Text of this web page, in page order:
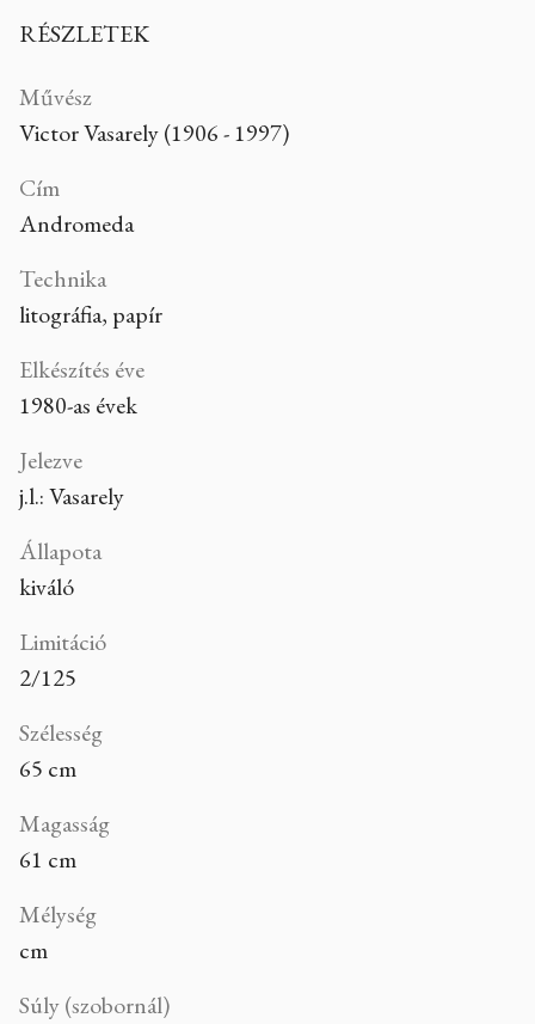
RÉSZLETEK
Művész
Victor Vasarely (1906 - 1997)
Cím
Andromeda
Technika
litográfia, papír
Elkészítés éve
1980-as évek
Jelezve
j.l.: Vasarely
Állapota
kiváló
Limitáció
2/125
Szélesség
65 cm
Magasság
61 cm
Mélység
cm
Súly (szobornál)